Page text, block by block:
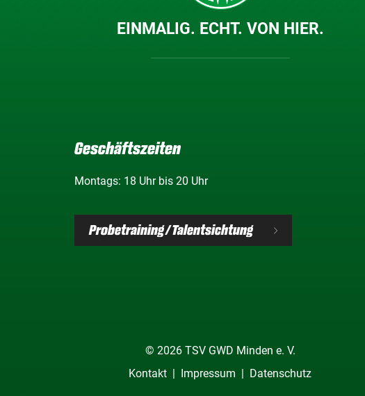
EINMALIG. ECHT. VON HIER.
Geschäftszeiten
Montags: 18 Uhr bis 20 Uhr
Probetraining / Talentsichtung
© 2026 TSV GWD Minden e. V.
Kontakt
Impressum Datenschutz